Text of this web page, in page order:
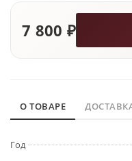
7 800 ₽
О ТОВАРЕ
Год